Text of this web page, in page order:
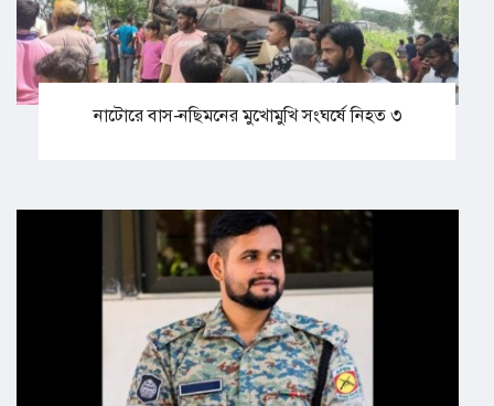
নাটোরে বাস-নছিমনের মুখোমুখি সংঘর্ষে নিহত ৩